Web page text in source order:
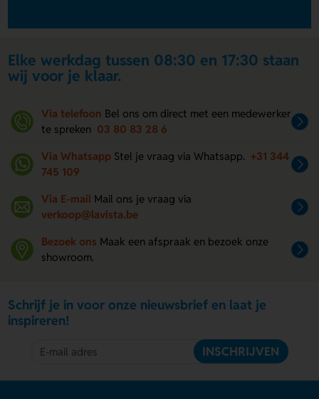
Elke werkdag tussen 08:30 en 17:30 staan
wij voor je klaar.
Via telefoon Bel ons om direct met een medewerker
te spreken 03 80 83 28 6
Via Whatsapp Stel je vraag via Whatsapp. +31 344
745 109
Via E-mail Mail ons je vraag via
verkoop@lavista.be
Bezoek ons Maak een afspraak en bezoek onze
showroom.
Schrijf je in voor onze nieuwsbrief en laat je
inspireren!
INSCHRIJVEN